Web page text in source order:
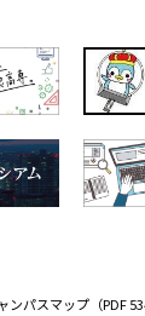
ンパスマップ （PDF